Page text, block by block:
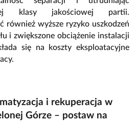
klasy jakościowej partii.
również wyższe ryzyko uszkodzeń
i zwiększone obciążenie instalacji
się na koszty eksploatacyjne
i rekuperacja w
Górze – postaw na